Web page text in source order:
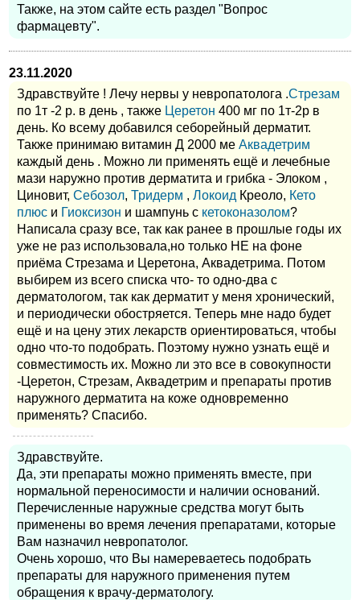
Также, на этом сайте есть раздел "Вопрос
фармацевту".
23.11.2020
Здравствуйте ! Лечу нервы у невропатолога .Стрезам
по 1т -2 р. в день , также Церетон 400 мг по 1т-2р в
день. Ко всему добавился себорейный дерматит.
Также принимаю витамин Д 2000 ме Аквадетрим
каждый день . Можно ли применять ещё и лечебные
мази наружно против дерматита и грибка - Элоком ,
Циновит, Себозол, Тридерм , Локоид Креоло, Кето
плюс и Гиоксизон и шампунь с кетоконазолом?
Написала сразу все, так как ранее в прошлые годы их
уже не раз использовала,но только НЕ на фоне
приёма Стрезама и Церетона, Аквадетрима. Потом
выбирем из всего списка что- то одно-два с
дерматологом, так как дерматит у меня хронический,
и периодически обостряется. Теперь мне надо будет
ещё и на цену этих лекарств ориентироваться, чтобы
одно что-то подобрать. Поэтому нужно узнать ещё и
совместимость их. Можно ли это все в совокупности
-Церетон, Стрезам, Аквадетрим и препараты против
наружного дерматита на коже одновременно
применять? Спасибо.
Здравствуйте.
Да, эти препараты можно применять вместе, при
нормальной переносимости и наличии оснований.
Перечисленные наружные средства могут быть
применены во время лечения препаратами, которые
Вам назначил невропатолог.
Очень хорошо, что Вы намереваетесь подобрать
препараты для наружного применения путем
обращения к врачу-дерматологу.